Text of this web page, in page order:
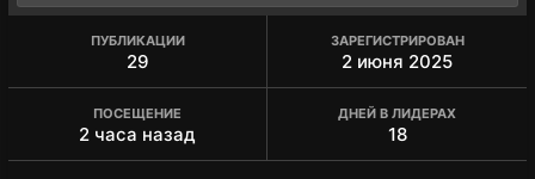
ПУБЛИКАЦИИ
29
ЗАРЕГИСТРИРОВАН
2 июня 2025
ПОСЕЩЕНИЕ
2 часа назад
ДНЕЙ В ЛИДЕРАХ
18